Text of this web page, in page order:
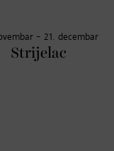
– 21. decembar
Strijelac